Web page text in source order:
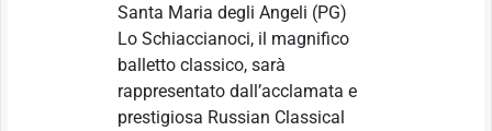
Santa Maria degli Angeli (PG)
Lo Schiaccianoci, il magnifico
balletto classico, sarà
rappresentato dall’acclamata e
prestigiosa Russian Classical